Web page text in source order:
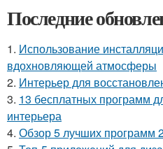
Последние
1. Использование
вдохновляющей атмосферы
2. Интерьер для
3. 13 бесплатных программ
интерьера
4. Обзор 5 лучших программ